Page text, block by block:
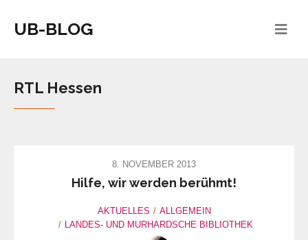
UB-BLOG
RTL Hessen
8. NOVEMBER 2013
Hilfe, wir werden berühmt!
AKTUELLES
ALLGEMEIN
LANDES- UND MURHARDSCHE BIBLIOTHEK